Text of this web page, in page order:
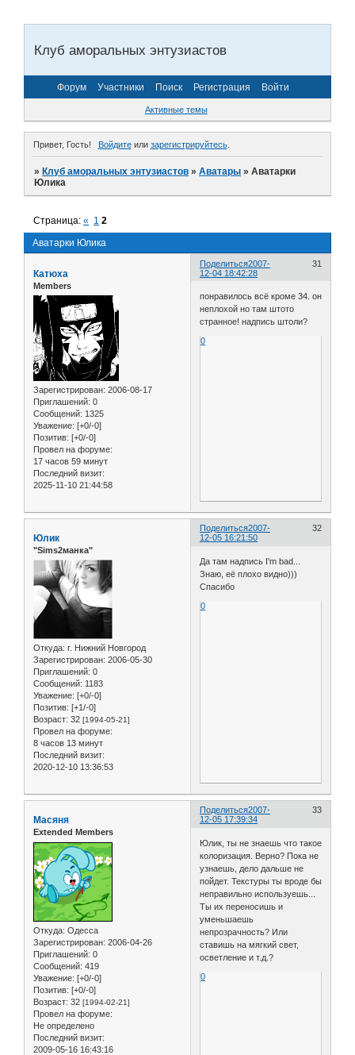
Клуб аморальных энтузиастов
Форум Участники Поиск Регистрация Войти
Активные темы
Привет, Гость! Войдитеили зарегистрируйтесь.
»Клуб аморальных энтузиастов »Аватары »Аватарки
Юлика
Аватарки Юлика
Страница:« 1 2
Поделиться 31
2007-
12-04 18:42:28
Катюха
Members
Зарегистрирован: 2006-08-17
Приглашений: 0
Сообщений: 1325
Уважение: [+0/-0]
Позитив: [+0/-0]
Провел на форуме:
17 часов 59 минут
Последний визит:
2025-11-10 21:44:58
понравилось всё кроме 34. он
неплохой но там штото
странное! надпись штоли?
0
Поделиться 32
2007-
12-05 16:21:50
Юлик
"Sims2манка"
Откуда: г. Нижний Новгород
Зарегистрирован: 2006-05-30
Приглашений: 0
Сообщений: 1183
Уважение: [+0/-0]
Позитив: [+1/-0]
Возраст: 32 [1994-05-21]
Провел на форуме:
8 часов 13 минут
Последний визит:
2020-12-10 13:36:53
Да там надпись I'm bad...
Знаю, её плохо видно)))
Спасибо
0
Поделиться 33
2007-
12-05 17:39:34
Масяня
Extended Members
Откуда: Одесса
Зарегистрирован: 2006-04-26
Приглашений: 0
Сообщений: 419
Уважение: [+0/-0]
Позитив: [+0/-0]
Возраст: 32 [1994-02-21]
Провел на форуме:
Не определено
Последний визит:
2009-05-16 16:43:16
Юлик, ты не знаешь что такое
колоризация. Верно? Пока не
узнаешь, дело дальше не
пойдет. Текстуры ты вроде бы
неправильно используешь...
Ты их переносишь и
уменьшаешь
непрозрачность? Или
ставишь на мягкий свет,
осветление и т.д.?
0